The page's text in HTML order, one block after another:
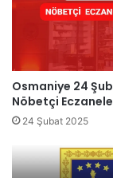
Osmaniye 24
Nöbetçi
24 Şubat 2025